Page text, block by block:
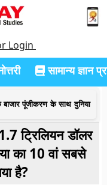
Login
सामान्य ज्ञान
पूंजीकरण के साथ दुनिया
ट्रिलियन डॉलर
का 10 वां सबसे
है?